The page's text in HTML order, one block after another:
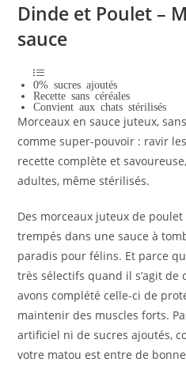
Dinde et Poulet –
sauce
0% sucres ajoutés
Recette sans céréales
Convient aux chats stérilisés
Morceaux en sauce juteux,
comme super-pouvoir : ravir
recette complète et
adultes, même stérilisés.
Des morceaux juteux de
trempés dans une sauce à
paradis pour félins. Et parce
très sélectifs quand il s’agit de
avons complété celle-ci de
maintenir des muscles forts.
artificiel ni de sucres ajoutés,
votre matou est entre de